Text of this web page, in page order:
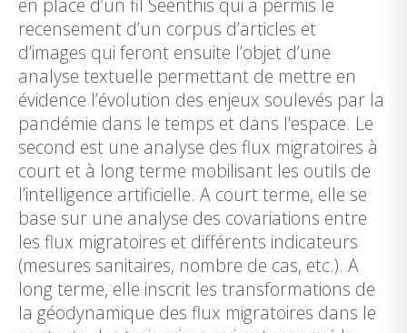
en place d’un fil Seenthis qui a permis le
recensement d’un corpus d’articles et
d’images qui feront ensuite l’objet d’une
analyse textuelle permettant de mettre en
évidence l’évolution des enjeux soulevés par la
pandémie dans le temps et dans l’espace. Le
second est une analyse des flux migratoires à
court et à long terme mobilisant les outils de
l’intelligence artificielle. A court terme, elle se
base sur une analyse des covariations entre
les flux migratoires et différents indicateurs
(mesures sanitaires, nombre de cas, etc.). A
long terme, elle inscrit les transformations de
la géodynamique des flux migratoires dans le